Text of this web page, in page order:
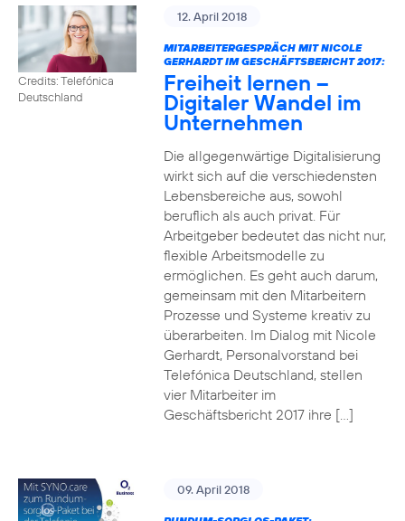
Credits: Telefónica
Deutschland
12. April 2018
MITARBEITERGESPRÄCH MIT NICOLE
GERHARDT IM GESCHÄFTSBERICHT 2017:
Freiheit lernen –
Digitaler Wandel im
Unternehmen
Die allgegenwärtige Digitalisierung
wirkt sich auf die verschiedensten
Lebensbereiche aus, sowohl
beruflich als auch privat. Für
Arbeitgeber bedeutet das nicht nur,
flexible Arbeitsmodelle zu
ermöglichen. Es geht auch darum,
gemeinsam mit den Mitarbeitern
Prozesse und Systeme kreativ zu
überarbeiten. Im Dialog mit Nicole
Gerhardt, Personalvorstand bei
Telefónica Deutschland, stellen
vier Mitarbeiter im
Geschäftsbericht 2017 ihre […]
09. April 2018